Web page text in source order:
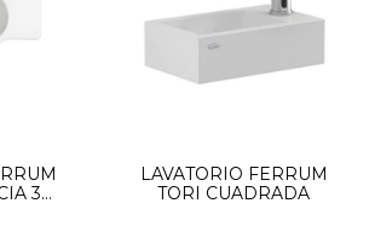
3
LAVATORIO FERRUM
TORI CUADRADA